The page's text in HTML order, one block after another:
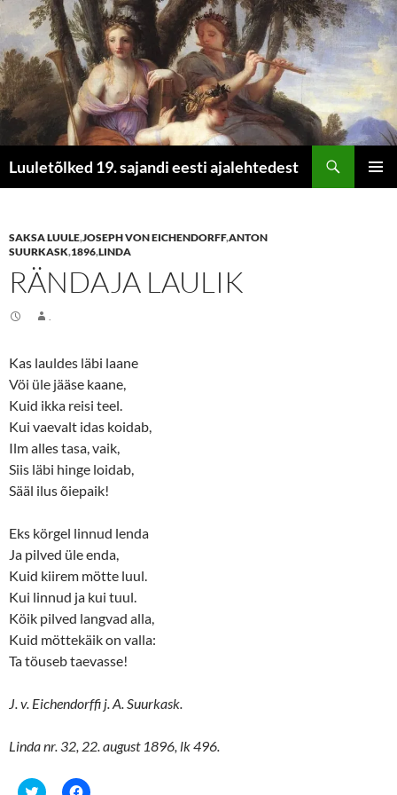
Luuletõlked 19. sajandi eesti ajalehtedest
SAKSA LUULE,JOSEPH VON EICHENDORFF,ANTON
SUURKASK,1896,LINDA
RÄNDAJA LAULIK
Kas lauldes läbi laane
Vöi üle jääse kaane,
Kuid ikka reisi teel.
Kui vaevalt idas koidab,
Ilm alles tasa, vaik,
Siis läbi hinge loidab,
Sääl ilus õiepaik!
Eks körgel linnud lenda
Ja pilved üle enda,
Kuid kiirem mötte luul.
Kui linnud ja kui tuul.
Köik pilved langvad alla,
Kuid möttekäik on valla:
Ta töuseb taevasse!
J. v. Eichendorffi j. A. Suurkask.
Linda nr. 32, 22. august 1896, lk 496.
C C